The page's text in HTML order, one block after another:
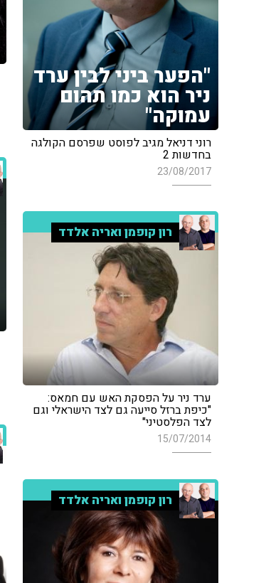
"הפער ביני לבין ערד
ניר הוא כמו תהום
עמוקה"
רוני דניאל מגיב לפוסט שפרסם הקולגה
בחדשות 2
23/08/2017
רון קופמן ואריה אלדד
ערד ניר על הפסקת האש עם חמאס:
"כיפת ברזל סייעה גם לצד הישראלי וגם
לצד הפלסטיני"
15/07/2014
רון קופמן ואריה אלדד